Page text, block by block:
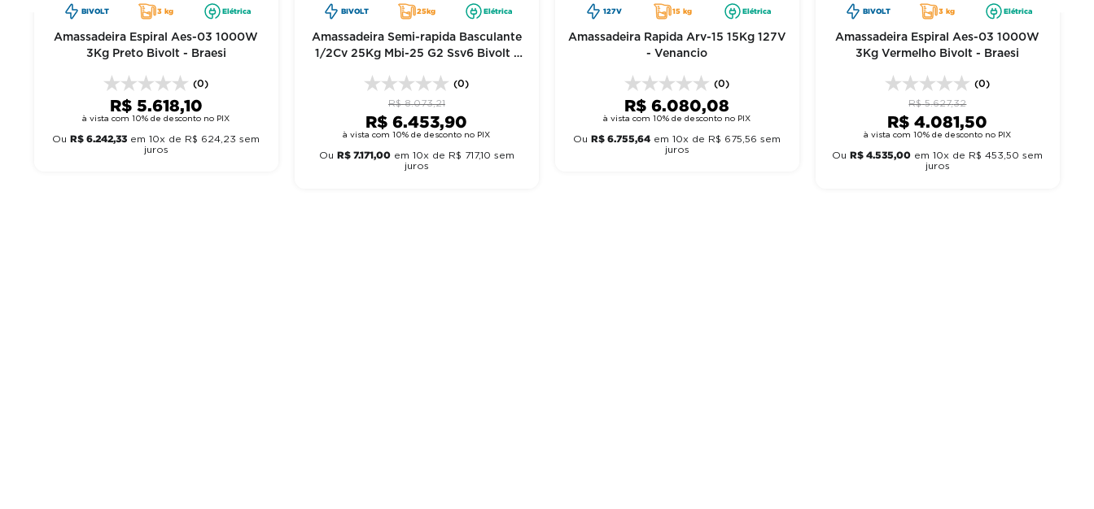
BIVOLT 3 kg Elétrica
Amassadeira Espiral Aes-03 1000W
3Kg Preto Bivolt - Braesi
(0)
R$ 5.618,10
à vista com 10% de desconto no PIX
OuR$ 6.242,33 em10x de R$ 624 23 sem
juros
BIVOLT 25kg Elétrica
Amassadeira Semi-rapida Basculante
1/2Cv 25Kg Mbi-25 G2 Ssv6 Bivolt -
(0)
R$ 8.073,21
R$ 6.453,90
à vista com 10% de desconto no PIX
Ou R$ 7.171,00em 10x de R$ 717,10 sem
juros
127V 15 kg Elétrica
Amassadeira Rapida Arv-15 15Kg 127V
- Venancio
(0)
R$ 6.080,08
à vista com 10% de desconto no PIX
OuR$ 6.755,64 em10x de R$ 675 ,56 sem
juros
BIVOLT 3 kg Elétrica
Amassadeira Espiral Aes-03 1000W
3Kg Vermelho Bivolt - Braesi
(0)
R$ 5.627,32
R$ 4.081,50
à vista com 10% de desconto no PIX
Ou R$ 4.535,00 em10x de R$ 453 ,50 sem
juros